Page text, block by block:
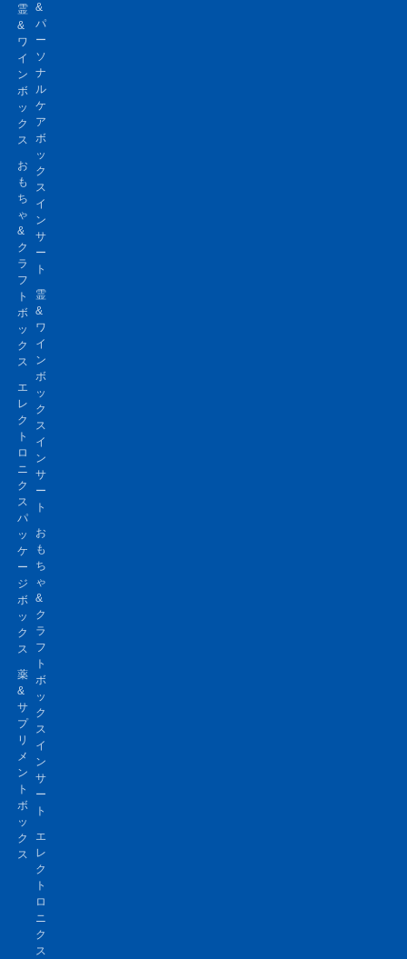
霊
&
ワ
イ
ン
ボ
ッ
ク
ス
お
も
ち
ゃ
&
ク
ラ
フ
ト
ボ
ッ
ク
ス
エ
レ
ク
ト
ロ
ニ
ク
ス
パ
ッ
ケ
ー
ジ
ボ
ッ
ク
ス
薬
&
サ
プ
リ
メ
ン
ト
ボ
ッ
ク
ス
&
パ
ー
ソ
ナ
ル
ケ
ア
ボ
ッ
ク
ス
イ
ン
サ
ー
ト
霊
&
ワ
イ
ン
ボ
ッ
ク
ス
イ
ン
サ
ー
ト
お
も
ち
ゃ
&
ク
ラ
フ
ト
ボ
ッ
ク
ス
イ
ン
サ
ー
ト
エ
レ
ク
ト
ロ
ニ
ク
ス